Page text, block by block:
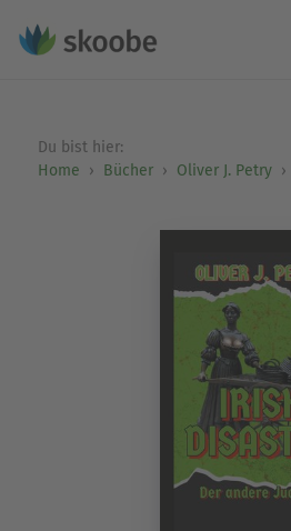
Du bist hier:
Home
Bücher Oliver J. Petry